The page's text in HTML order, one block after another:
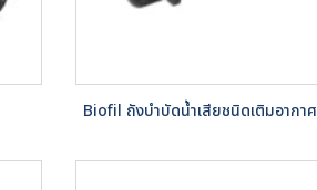
Biofil ถังบำบัดน้ำเสียชนิดเติมอากาศ